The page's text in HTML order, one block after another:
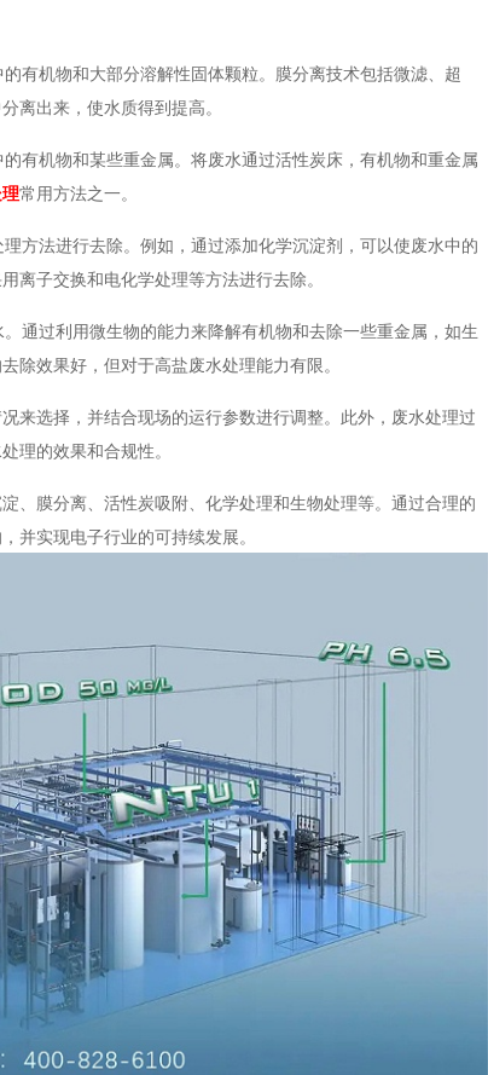
有机物和大部分溶解性固体颗粒。膜分离技术包括微滤、超
离出来，使水质得到提高。
有机物和某些重金属。将废水通过活性炭床，有机物和重金属
常用方法之一。
方法进行去除。例如，通过添加化学沉淀剂，可以使废水中的
离子交换和电化学处理等方法进行去除。
通过利用微生物的能力来降解有机物和去除一些重金属，如生
除效果好，但对于高盐废水处理能力有限。
来选择，并结合现场的运行参数进行调整。此外，废水处理过
理的效果和合规性。
、膜分离、活性炭吸附、化学处理和生物处理等。通过合理的
并实现电子行业的可持续发展。